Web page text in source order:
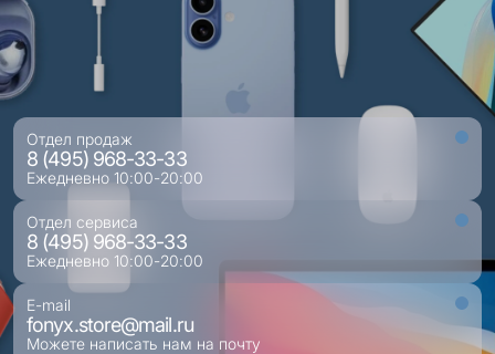
Отдел продаж
8 (495) 968-33-33
Ежедневно 10:00-20:00
Отдел сервиса
8 (495) 968-33-33
Ежедневно 10:00-20:00
E-mail
fonyx.store@mail.ru
Можете написать нам на почту